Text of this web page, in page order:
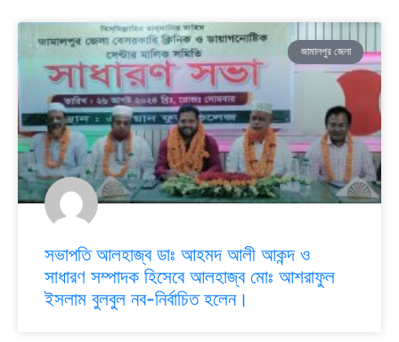
জামালপুর জেলা
সভাপতি আলহাজ্ব ডাঃ আহমদ আলী আকন্দ ও
সাধারণ সম্পাদক হিসেবে আলহাজ্ব মোঃ আশরাফুল
ইসলাম বুলবুল নব-নির্বাচিত হলেন।